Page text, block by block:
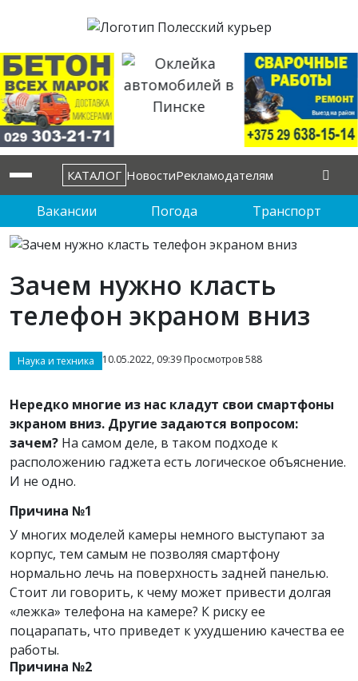
КАТАЛОГ НовостиРекламодателям
Вакансии Погода Транспорт
Зачем нужно класть
телефон экраном вниз
Наука и техника 10.05.2022, 09:39 Просмотров 588
Нередко многие из нас кладут свои смартфоны
экраном вниз. Другие задаются вопросом:
зачем? На самом деле, в таком подходе к
расположению гаджета есть логическое объяснение.
И не одно.
Причина №1
У многих моделей камеры немного выступают за
корпус, тем самым не позволяя смартфону
нормально лечь на поверхность задней панелью.
Стоит ли говорить, к чему может привести долгая
«лежка» телефона на камере? К риску ее
поцарапать, что приведет к ухудшению качества ее
работы.
Причина №2